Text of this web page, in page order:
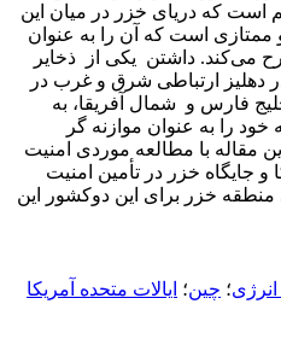
است که دریای خزر در میان این
است که آن را به عنوان
می‌کند. داشتن یکی از ذخایر
دهلیز ارتباطی شرق و غرب در
فارس و شمال آفریقا، به
را به عنوان موازنه گر
مقاله با مطالعه موردی امنیت
و جایگاه خزر در تأمین امنیت
خزر برای این دوکشور این
انرژی؛ چین؛ ایالات متحده آمریکا